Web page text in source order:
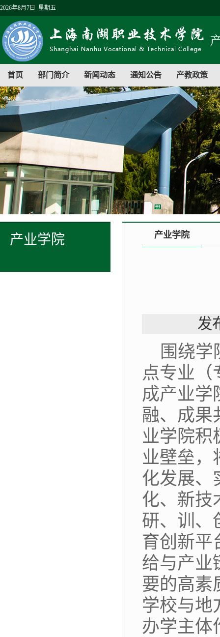
2026年8月7日 星期五
首页 部门简介 新闻动态 通知公告 产教政策
产业学院 产业学院
发
围绕学
点专业（
成产业学
融、成果
业学院积
业壁垒，
化发展、
化、新技
研、训、
育创新平
给与产业
要的高素
学校与地
办学主体